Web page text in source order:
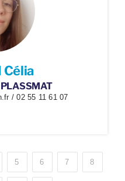
Célia
/ 02 55 11 61 07
5 6 7 8